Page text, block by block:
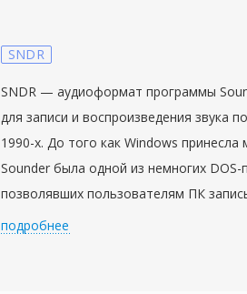
SNDR
SNDR — аудиоформат программы
для записи и воспроизведения звука
1990-х. До того как Windows
Sounder была одной из немногих DOS-
позволявших пользователям ПК
воспроизводить аудио через
подробнее